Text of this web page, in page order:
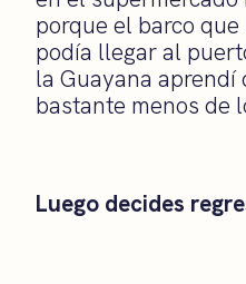
porque el barco
podía llegar al
la Guayana aprendí
bastante menos de
Luego decides